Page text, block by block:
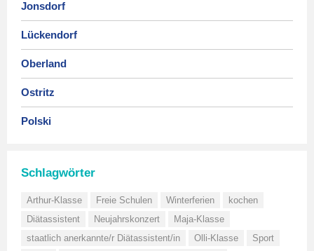
Jonsdorf
Lückendorf
Oberland
Ostritz
Polski
Schlagwörter
Arthur-Klasse Freie Schulen Winterferien
kochen
Diätassistent
Neujahrskonzert
Maja-Klasse
staatlich anerkannte/r Diätassistent/in
Olli-Klasse
Sport